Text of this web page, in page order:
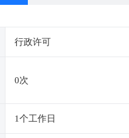
行政许可
0次
1个工作日